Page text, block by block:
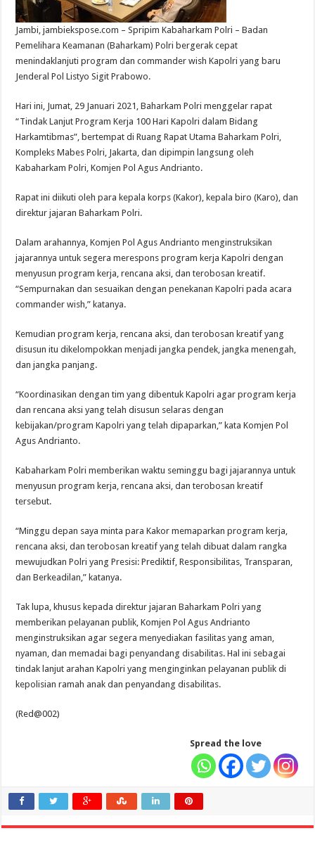
Jambi, jambiekspose.com – Spripim Kabaharkam Polri – Badan
Pemelihara Keamanan (Baharkam) Polri bergerak cepat
menindaklanjuti program dan commander wish Kapolri yang baru
Jenderal Pol Listyo Sigit Prabowo.
Hari ini, Jumat, 29 Januari 2021, Baharkam Polri menggelar rapat
“Tindak Lanjut Program Kerja 100 Hari Kapolri dalam Bidang
Harkamtibmas”, bertempat di Ruang Rapat Utama Baharkam Polri,
Kompleks Mabes Polri, Jakarta, dan dipimpin langsung oleh
Kabaharkam Polri, Komjen Pol Agus Andrianto.
Rapat ini diikuti oleh para kepala korps (Kakor), kepala biro (Karo), dan
direktur jajaran Baharkam Polri.
Dalam arahannya, Komjen Pol Agus Andrianto menginstruksikan
jajarannya untuk segera merespons program kerja Kapolri dengan
menyusun program kerja, rencana aksi, dan terobosan kreatif.
“Sempurnakan dan sesuaikan dengan penekanan Kapolri pada acara
commander wish,” katanya.
Kemudian program kerja, rencana aksi, dan terobosan kreatif yang
disusun itu dikelompokkan menjadi jangka pendek, jangka menengah,
dan jangka panjang.
“Koordinasikan dengan tim yang dibentuk Kapolri agar program kerja
dan rencana aksi yang telah disusun selaras dengan
kebijakan/program Kapolri yang telah dipaparkan,” kata Komjen Pol
Agus Andrianto.
Kabaharkam Polri memberikan waktu seminggu bagi jajarannya untuk
menyusun program kerja, rencana aksi, dan terobosan kreatif
tersebut.
“Minggu depan saya minta para Kakor memaparkan program kerja,
rencana aksi, dan terobosan kreatif yang telah dibuat dalam rangka
mewujudkan Polri yang Presisi: Prediktif, Responsibilitas, Transparan,
dan Berkeadilan,” katanya.
Tak lupa, khusus kepada direktur jajaran Baharkam Polri yang
memberikan pelayanan publik, Komjen Pol Agus Andrianto
menginstruksikan agar segera menyediakan fasilitas yang aman,
nyaman, dan memadai bagi penyandang disabilitas. Hal ini sebagai
tindak lanjut arahan Kapolri yang menginginkan pelayanan publik di
kepolisian ramah anak dan penyandang disabilitas.
(Red@002)
Spread the love